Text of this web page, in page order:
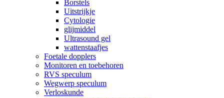
Borstels
Uitstrijkje
Cytologie
glijmiddel
Ultrasound gel
wattenstaafjes
Foetale dopplers
Monitoren en toebehoren
RVS speculum
Wegwerp speculum
Verloskunde